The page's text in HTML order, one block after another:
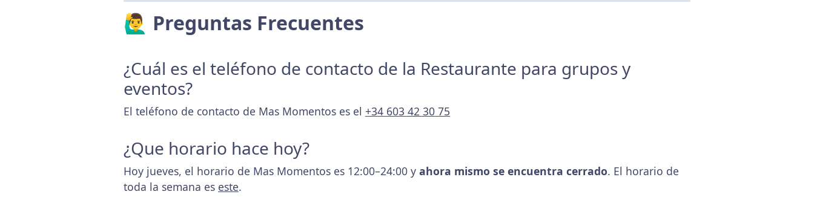
🙋‍♂️ Preguntas Frecuentes
¿Cuál es el teléfono de contacto de la Restaurante para grupos y
eventos?
El teléfono de contacto de Mas Momentos es el +34 603 42 30 75
¿Que horario hace hoy?
Hoy jueves, el horario de Mas Momentos es 12:00–24:00 y ahora mismo se encuentra cerrado. El horario de
toda la semana es este.